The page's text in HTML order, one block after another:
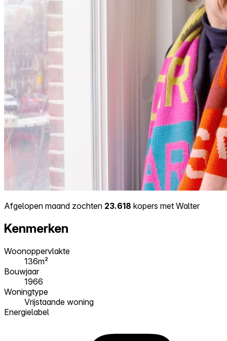
Afgelopen maand zochten 23.618 kopers met Walter
Kenmerken
Woonoppervlakte
136m²
Bouwjaar
1966
Woningtype
Vrijstaande woning
Energielabel